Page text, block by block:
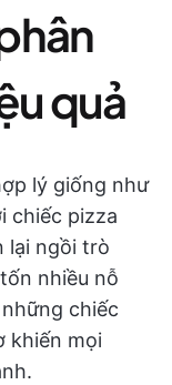
quả
lý giống như
chiếc pizza
lại ngồi trò
nhiều nỗ
chiếc
khiến mọi